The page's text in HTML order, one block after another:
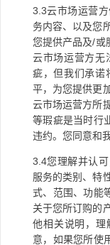
3.3云市场运营
务内容、以及您
您提供产品及/或
云市场运营方无
疵，但我们承诺
平，为您提供更
云市场运营方所
等瑕疵是当时行
违约。您同意和
3.4您理解并认
服务的类别、特
式、范围、功能
关于您所订购的
他相关说明，理
意，如果您所使